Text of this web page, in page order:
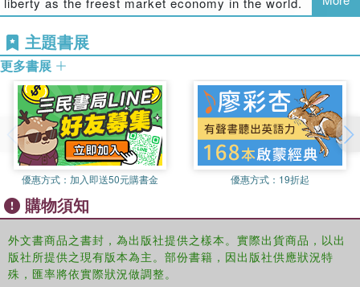
This book, which is the outcome of several years of study
with the financial support of the General Research Fund of
Hong Kong's Research Grants Council, evaluates the
public choice rationale of the Basic Law and its projection
on the Hong Kong economy, with a focus on the policy
development of economic liberty both internally and
externally. In the academic tradition of James M
Buchanan's constitutional political economy, the book
opens with a conceptualisation of free market
constitutionalism in Hong Kong. It studies the origins of
this concept in the 19th-century classically liberal
common law and how it developed into a Hayekian
laissez-faire convention under British colonial rule, was
codified into the Basic Law and is interpreted and applied
主題書展
更多書展
優惠方式： 加入即送50元購書金 優惠方式： 19折起
購物須知
外文書商品之書封，為出版社提供之樣本。實際出貨商品，以出
版社所提供之現有版本為主。部份書籍，因出版社供應狀況特
殊，匯率將依實際狀況做調整。